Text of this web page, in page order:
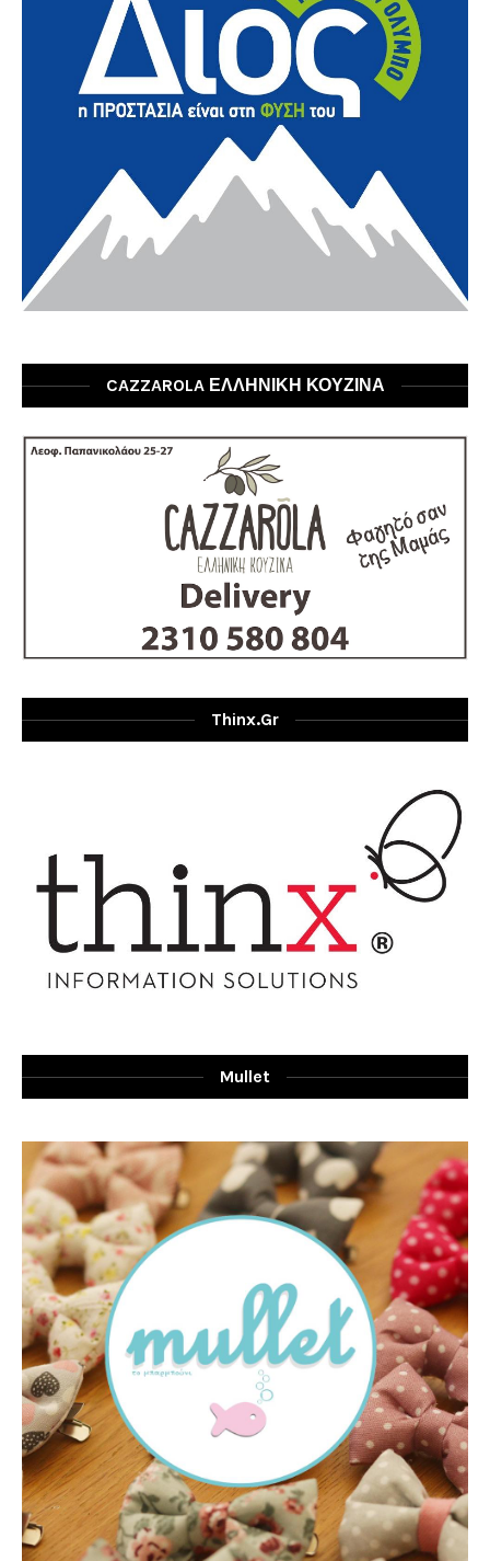
CAZZAROLA ΕΛΛΗΝΙΚΗ ΚΟΥΖΙΝΑ
Thinx.gr
Mullet